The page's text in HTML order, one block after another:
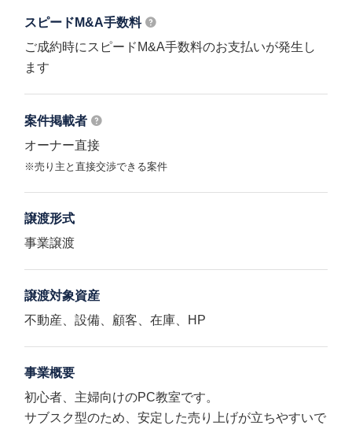
スピードM&A手数料
ご成約時にスピードM&A手数料のお支払いが発生し
ます
案件掲載者
オーナー直接
※売り主と直接交渉できる案件
譲渡形式
事業譲渡
譲渡対象資産
不動産、設備、顧客、在庫、HP
事業概要
初心者、主婦向けのPC教室です。
サブスク型のため、安定した売り上げが立ちやすいで